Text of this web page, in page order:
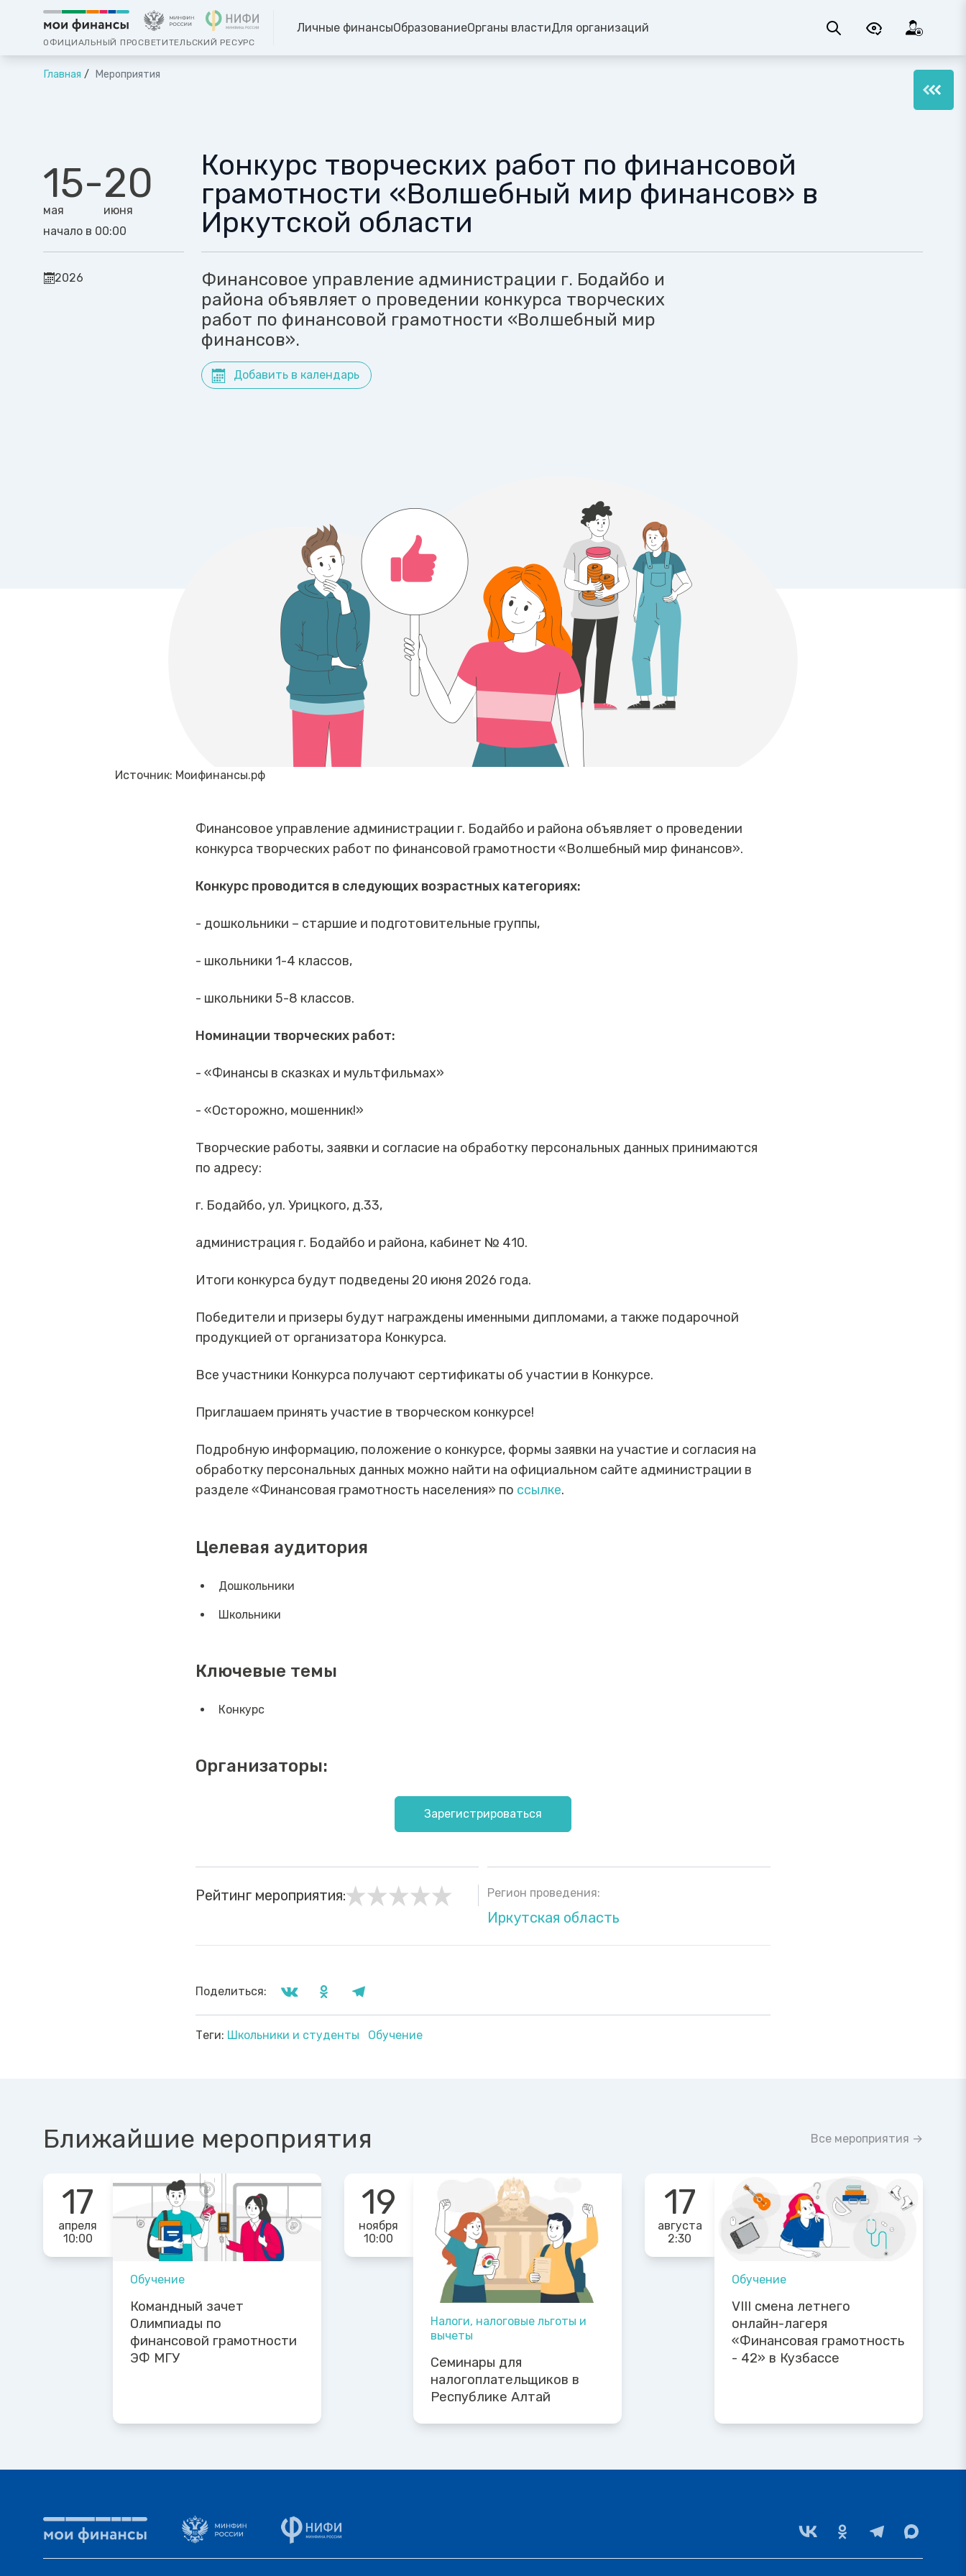
ОФИЦИАЛЬНЫЙ ПРОСВЕТИТЕЛЬСКИЙ РЕСУРС
Личные финансыОбразованиеОрганы властиДля организаций
Главная Мероприятия
15
мая
-20
июня
начало в 00:00
2026
Конкурс творческих работ по финансовой
грамотности «Волшебный мир финансов» в
Иркутской области
Финансовое управление администрации г. Бодайбо и
района объявляет о проведении конкурса творческих
работ по финансовой грамотности «Волшебный мир
финансов».
Добавить в календарь
Источник: Моифинансы.рф
Финансовое управление администрации г. Бодайбо и района объявляет о проведении
конкурса творческих работ по финансовой грамотности «Волшебный мир финансов».
Конкурс проводится в следующих возрастных категориях:
- дошкольники – старшие и подготовительные группы,
- школьники 1-4 классов,
- школьники 5-8 классов.
Номинации творческих работ:
- «Финансы в сказках и мультфильмах»
- «Осторожно, мошенник!»
Творческие работы, заявки и согласие на обработку персональных данных принимаются
по адресу:
г. Бодайбо, ул. Урицкого, д.33,
администрация г. Бодайбо и района, кабинет № 410.
Итоги конкурса будут подведены 20 июня 2026 года.
Победители и призеры будут награждены именными дипломами, а также подарочной
продукцией от организатора Конкурса.
Все участники Конкурса получают сертификаты об участии в Конкурсе.
Приглашаем принять участие в творческом конкурсе!
Подробную информацию, положение о конкурсе, формы заявки на участие и согласия на
обработку персональных данных можно найти на официальном сайте администрации в
разделе «Финансовая грамотность населения» по ссылке.
Целевая аудитория
Дошкольники
Школьники
Ключевые темы
Конкурс
Организаторы:
Зарегистрироваться
Рейтинг мероприятия: Регион проведения:
Иркутская область
Поделиться:
Теги: Школьники и студенты Обучение
Ближайшие мероприятия Все мероприятия →
17
апреля
10:00
Обучение
Командный зачет
Олимпиады по
финансовой грамотности
ЭФ МГУ
19
ноября
10:00
Налоги, налоговые льготы и
вычеты
Семинары для
налогоплательщиков в
Республике Алтай
17
августа
2:30
Обучение
VIII смена летнего
онлайн-лагеря
«Финансовая грамотность
- 42» в Кузбассе